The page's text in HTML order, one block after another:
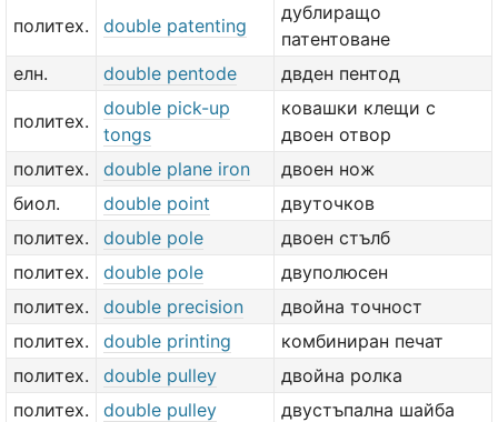
политех. double patenting
дублиращо
патентоване
елн.
double pentode двден пентод
политех.
double pick-up
tongs
ковашки клещи с
двоен отвор
политех.
double plane iron
двоен нож
биол.
double point
двуточков
политех.
double pole
двоен стълб
политех.
double pole
двуполюсен
политех.
double precision
двойна точност
политех.
double printing
комбиниран печат
политех.
double pulley
двойна ролка
политех.
double pulley
двустъпална шайба